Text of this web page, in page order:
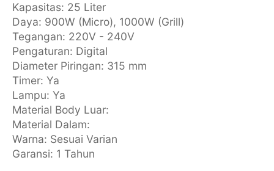
Kapasitas: 25 Liter
Daya: 900W (Micro), 1000W (Grill)
Tegangan: 220V - 240V
Pengaturan: Digital
Diameter Piringan: 315 mm
Timer: Ya
Lampu: Ya
Material Body Luar:
Material Dalam:
Warna: Sesuai Varian
Garansi: 1 Tahun